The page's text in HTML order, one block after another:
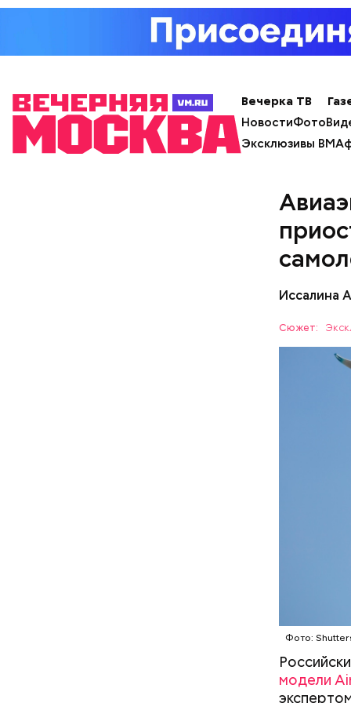
Вечерка ТВ
НовостиФото
Эксклюзивы ВМ
Иссалина
Сюжет:
Фото:
модели
кабачок;
брынза;
— В дыне
С одной
помнить,